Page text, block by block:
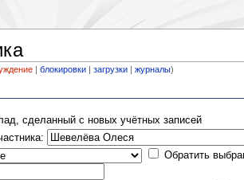
|блокировки |загрузки |журналы)
сделанный с новых учётных записей
Обратить